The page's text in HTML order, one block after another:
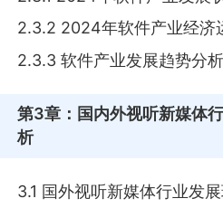
2.3.2 2024年软件产业经济
2.3.3 软件产业发展趋势分析
第3章 ：国内外视听新媒体
析
3.1 国外视听新媒体行业发